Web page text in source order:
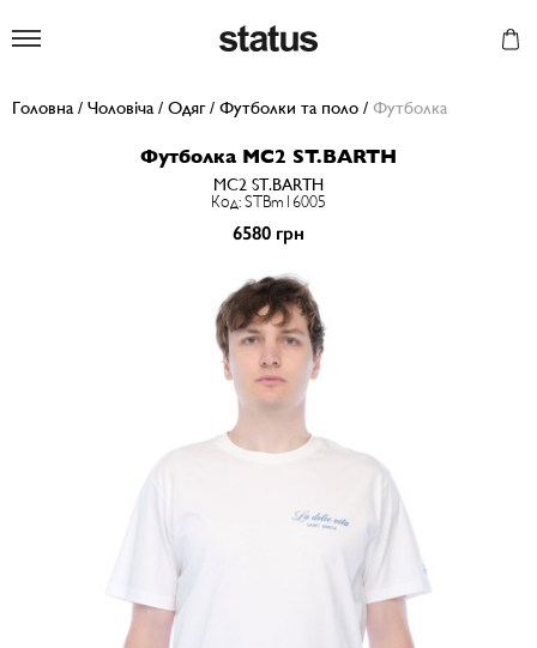
Головна / Чоловіча / Одяг/ Футболки та поло / Футболка
Футболка MC2 ST.BARTH
MC2 ST.BARTH
Код: STBm16005
6580 грн